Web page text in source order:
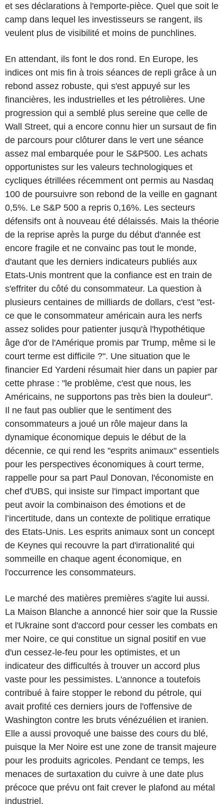
et ses déclarations à l'emporte-pièce. Quel que soit le
camp dans lequel les investisseurs se rangent, ils
veulent plus de visibilité et moins de punchlines.
En attendant, ils font le dos rond. En Europe, les
indices ont mis fin à trois séances de repli grâce à un
rebond assez robuste, qui s'est appuyé sur les
financières, les industrielles et les pétrolières. Une
progression qui a semblé plus sereine que celle de
Wall Street, qui a encore connu hier un sursaut de fin
de parcours pour clôturer dans le vert une séance
assez mal embarquée pour le S&P500. Les achats
opportunistes sur les valeurs technologiques et
cycliques étrillées récemment ont permis au Nasdaq
100 de poursuivre son rebond de la veille en gagnant
0,5%. Le S&P 500 a repris 0,16%. Les secteurs
défensifs ont à nouveau été délaissés. Mais la théorie
de la reprise après la purge du début d'année est
encore fragile et ne convainc pas tout le monde,
d'autant que les derniers indicateurs publiés aux
Etats-Unis montrent que la confiance est en train de
s'effriter du côté du consommateur. La question à
plusieurs centaines de milliards de dollars, c'est "est-
ce que le consommateur américain aura les nerfs
assez solides pour patienter jusqu'à l'hypothétique
âge d'or de l'Amérique promis par Trump, même si le
court terme est difficile ?". Une situation que le
financier Ed Yardeni résumait hier dans un papier par
cette phrase : "le problème, c'est que nous, les
Américains, ne supportons pas très bien la douleur".
Il ne faut pas oublier que le sentiment des
consommateurs a joué un rôle majeur dans la
dynamique économique depuis le début de la
décennie, ce qui rend les "esprits animaux" essentiels
pour les perspectives économiques à court terme,
rappelle pour sa part Paul Donovan, l'économiste en
chef d'UBS, qui insiste sur l'impact important que
peut avoir la combinaison des émotions et de
l’incertitude, dans un contexte de politique erratique
des Etats-Unis. Les esprits animaux sont un concept
de Keynes qui recouvre la part d'irrationalité qui
sommeille en chaque agent économique, en
l'occurrence les consommateurs.
Le marché des matières premières s'agite lui aussi.
La Maison Blanche a annoncé hier soir que la Russie
et l'Ukraine sont d'accord pour cesser les combats en
mer Noire, ce qui constitue un signal positif en vue
d'un cessez-le-feu pour les optimistes, et un
indicateur des difficultés à trouver un accord plus
vaste pour les pessimistes. L'annonce a toutefois
contribué à faire stopper le rebond du pétrole, qui
avait profité ces derniers jours de l'offensive de
Washington contre les bruts vénézuélien et iranien.
Elle a aussi provoqué une baisse des cours du blé,
puisque la Mer Noire est une zone de transit majeure
pour les produits agricoles. Pendant ce temps, les
menaces de surtaxation du cuivre à une date plus
précoce que prévu ont fait crever le plafond au métal
industriel.